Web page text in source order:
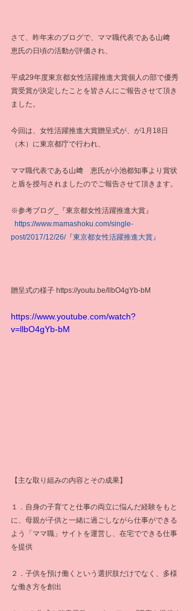
さて、昨年末のブログで、ママ職代表である山﨑
恵氏の日頃の活動が評価され、
平成29年度東京都女性活躍推進大賞個人の部で優秀
賞受賞が決定したことを皆さんにご報告させて頂き
ました。
今回は、女性活躍推進大賞贈呈式が、が1月18日
（木）に東京都庁で行われ、
ママ職代表である山﨑　恵氏が小池都知事より賞状
と盾を授与されましたのでご報告させて頂きます。
※参考ブログ_『東京都女性活躍推進大賞』
https://www.mamashoku.com/single-
post/2017/12/26/『東京都女性活躍推進大賞』
贈呈式の様子 https://youtu.be/llbO4gYb-bM
https://www.youtube.com/watch?
v=llbO4gYb-bM
【主な取り組みの内容とその成果】
１．自身の子育てと仕事の両立に悩んだ経験をもと
に、母親が子供と一緒に過ごしながら仕事ができる
よう「ママ職」サイトを運営し、在宅でできる仕事
を提供
２．子供を預け働くという選択肢だけでなく、多様
な働き方を創出